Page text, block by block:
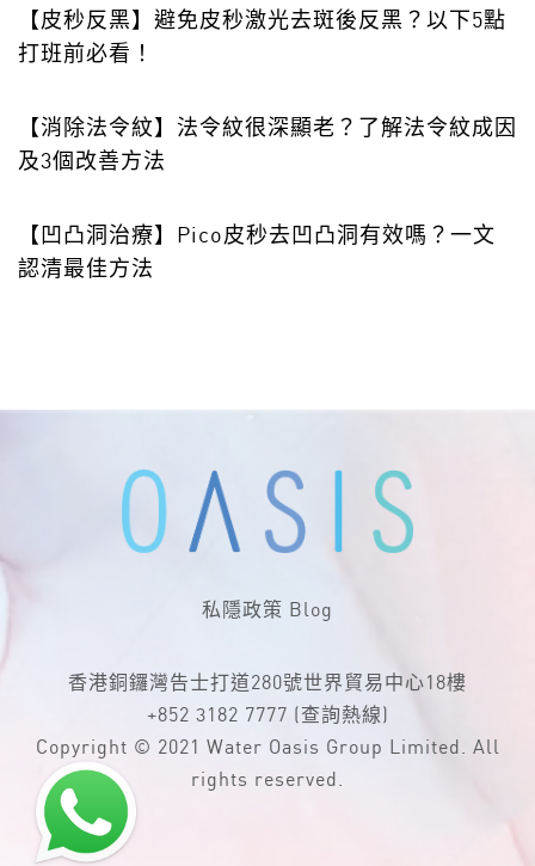
【皮秒反黑】避免皮秒激光去斑後反黑？以下5點
打班前必看！
【消除法令紋】法令紋很深顯老？了解法令紋成因
及3個改善方法
【凹凸洞治療】Pico皮秒去凹凸洞有效嗎？一文
認清最佳方法
私隱政策 Blog
香港銅鑼灣告士打道280號世界貿易中心18樓
+852 3182 7777 (查詢熱線)
Copyright © 2021 Water Oasis Group Limited. All
rights reserved.